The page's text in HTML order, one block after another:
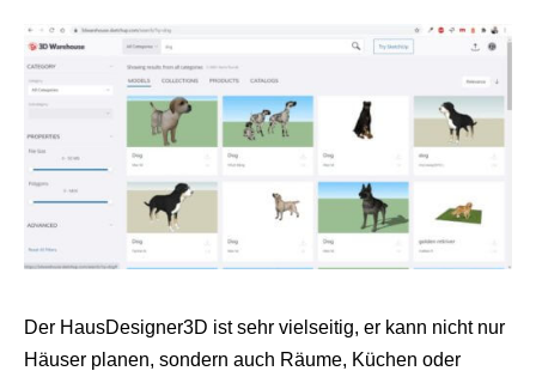
Der HausDesigner3D ist sehr vielseitig, er kann nicht nur
Häuser planen, sondern auch Räume, Küchen oder